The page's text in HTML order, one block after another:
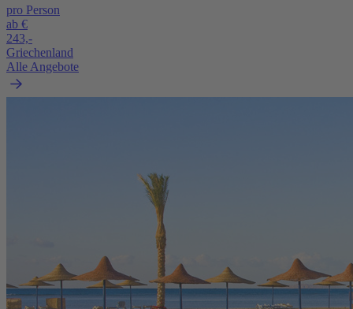
pro Person
ab €
243,-
Griechenland
Alle Angebote